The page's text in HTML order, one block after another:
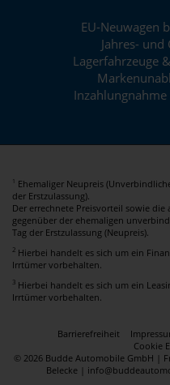
EU-Neuwagen
Jahres- und
Lagerfahrzeuge
1
Ehemaliger Neupreis
der Erstzulassung).
Der errechnete Preisvorteil sowie die
gegenüber der ehemaligen
Tag der Erstzulassung (Neupreis).
2 Hierbei handelt es sich um ein
Irrtümer vorbehalten.
3 Hierbei handelt es sich um ein
Irrtümer vorbehalten.
Barrierefreiheit
Cookie
© 2026 Budde Automobile GmbH |
Belecke |